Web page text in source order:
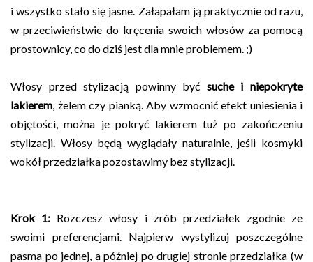
i wszystko stało się jasne. Załapałam ją praktycznie od razu,
w przeciwieństwie do kręcenia swoich włosów za pomocą
prostownicy, co do dziś jest dla mnie problemem. ;)
Włosy przed stylizacją powinny być suche i niepokryte
lakierem, żelem czy pianką. Aby wzmocnić efekt uniesienia i
objętości, można je pokryć lakierem tuż po zakończeniu
stylizacji. Włosy będą wyglądały naturalnie, jeśli kosmyki
wokół przedziałka pozostawimy bez stylizacji.
Krok 1: Rozczesz włosy i zrób przedziałek zgodnie ze
swoimi preferencjami. Najpierw wystylizuj poszczególne
pasma po jednej, a później po drugiej stronie przedziałka (w